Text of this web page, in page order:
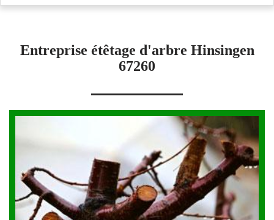
Entreprise étêtage d'arbre Hinsingen
67260